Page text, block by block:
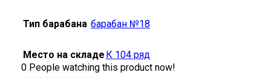
Тип барабана барабан №18
Место на складе К 104 ряд
0 People watching this product now!